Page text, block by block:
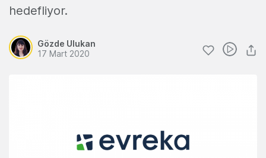
hedefliyor.
Gözde Ulukan
17 Mart 2020